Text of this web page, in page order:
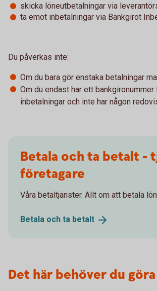
skicka löneutbetalningar via
ta emot inbetalningar via Bankgirot
Du påverkas inte:
Om du bara gör enstaka betalningar
Om du endast har ett
inbetalningar och inte har någon
Betala och ta betalt -
företagare
Våra betaltjänster. Allt om att betala
Betala och ta betalt
Det här behöver du